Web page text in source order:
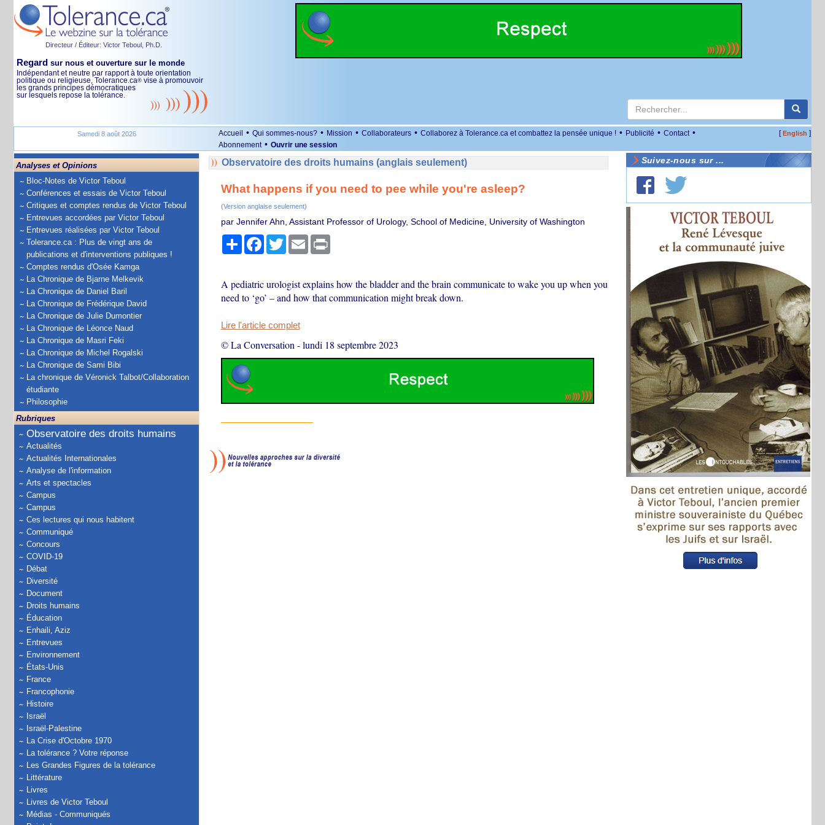
Directeur / Éditeur: Victor Teboul, Ph.D.
Regard sur nous et ouverture sur le monde
Indépendant et neutre par rapport à toute orientation
politique ou religieuse, Tolerance.ca® vise à promouvoir
les grands principes démocratiques
sur lesquels repose la tolérance.
Samedi 8 août 2026 Accueil • Qui sommes-nous? • Mission • Collaborateurs • Collaborez à Tolerance.ca et combattez la pensée unique ! • Publicité • Contact •
Abonnement • Ouvrir une session
[English ]
Analyses et Opinions
Bloc-Notes de Victor Teboul
Conférences et essais de Victor Teboul
Critiques et comptes rendus de Victor Teboul
Entrevues accordées par Victor Teboul
Entrevues réalisées par Victor Teboul
Tolerance.ca : Plus de vingt ans de
publications et d'interventions publiques !
Comptes rendus d'Osée Kamga
La Chronique de Bjarne Melkevik
La Chronique de Daniel Baril
La Chronique de Frédérique David
La Chronique de Julie Dumontier
La Chronique de Léonce Naud
La Chronique de Masri Feki
La Chronique de Michel Rogalski
La Chronique de Sami Bibi
La chronique de Véronick Talbot/Collaboration
étudiante
Philosophie
Rubriques
Observatoire des droits humains
Actualités
Actualités Internationales
Analyse de l'information
Arts et spectacles
Campus
Campus
Ces lectures qui nous habitent
Communiqué
Concours
COVID-19
Débat
Diversité
Document
Droits humains
Éducation
Enhaili, Aziz
Entrevues
Environnement
États-Unis
France
Francophonie
Histoire
Israël
Israël-Palestine
La Crise d'Octobre 1970
La tolérance ? Votre réponse
Les Grandes Figures de la tolérance
Littérature
Livres
Livres de Victor Teboul
Médias - Communiqués
Observatoire des droits humains (anglais seulement)
What happens if you need to pee while you're asleep?
(Version anglaise seulement)
par Jennifer Ahn, Assistant Professor of Urology, School of Medicine, University of Washington
PartagerFacebook
TwitterEmail Print
A pediatric urologist explains how the bladder and the brain communicate to wake you up when you
need to ‘go’ – and how that communication might break down.
Lire l'article complet
© La Conversation -lundi 18 septembre 2023
Suivez-nous sur ...